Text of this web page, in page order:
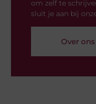
om zelf te
sluit je aan bij
Over ons